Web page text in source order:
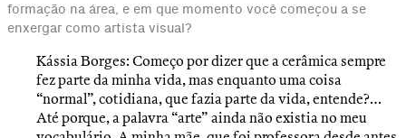
formação na área, e em que momento você começou a se
enxergar como artista visual?
Kássia Borges: Começo por dizer que a cerâmica sempre
fez parte da minha vida, mas enquanto uma coisa
“normal”, cotidiana, que fazia parte da vida, entende?…
Até porque, a palavra “arte” ainda não existia no meu